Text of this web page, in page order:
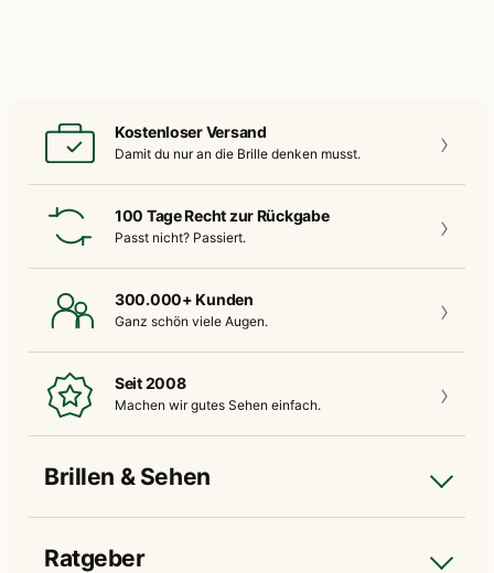
Kostenloser Versand
Damit du nur an die Brille denken musst.
100 Tage Recht zur Rückgabe
Passt nicht? Passiert.
300.000+ Kunden
Ganz schön viele Augen.
Seit 2008
Machen wir gutes Sehen einfach.
Brillen & Sehen
Ratgeber